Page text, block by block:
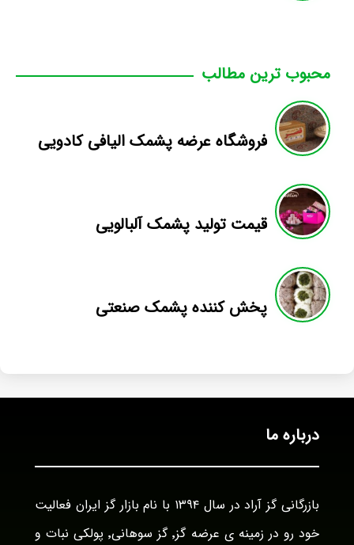
محبوب ترین مطالب
فروشگاه عرضه پشمک الیافی کادویی
قیمت تولید پشمک آلبالویی
پخش کننده پشمک صنعتی
درباره ما
بازرگانی گز آراد در سال ۱۳۹۴ با نام بازار گز ایران فعالیت
خود رو در زمینه ی عرضه گز٬ گز سوهانی٬ پولکی نبات و